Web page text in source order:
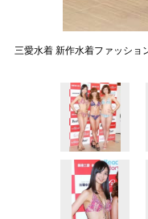
三愛水着 新作水着ファッシ